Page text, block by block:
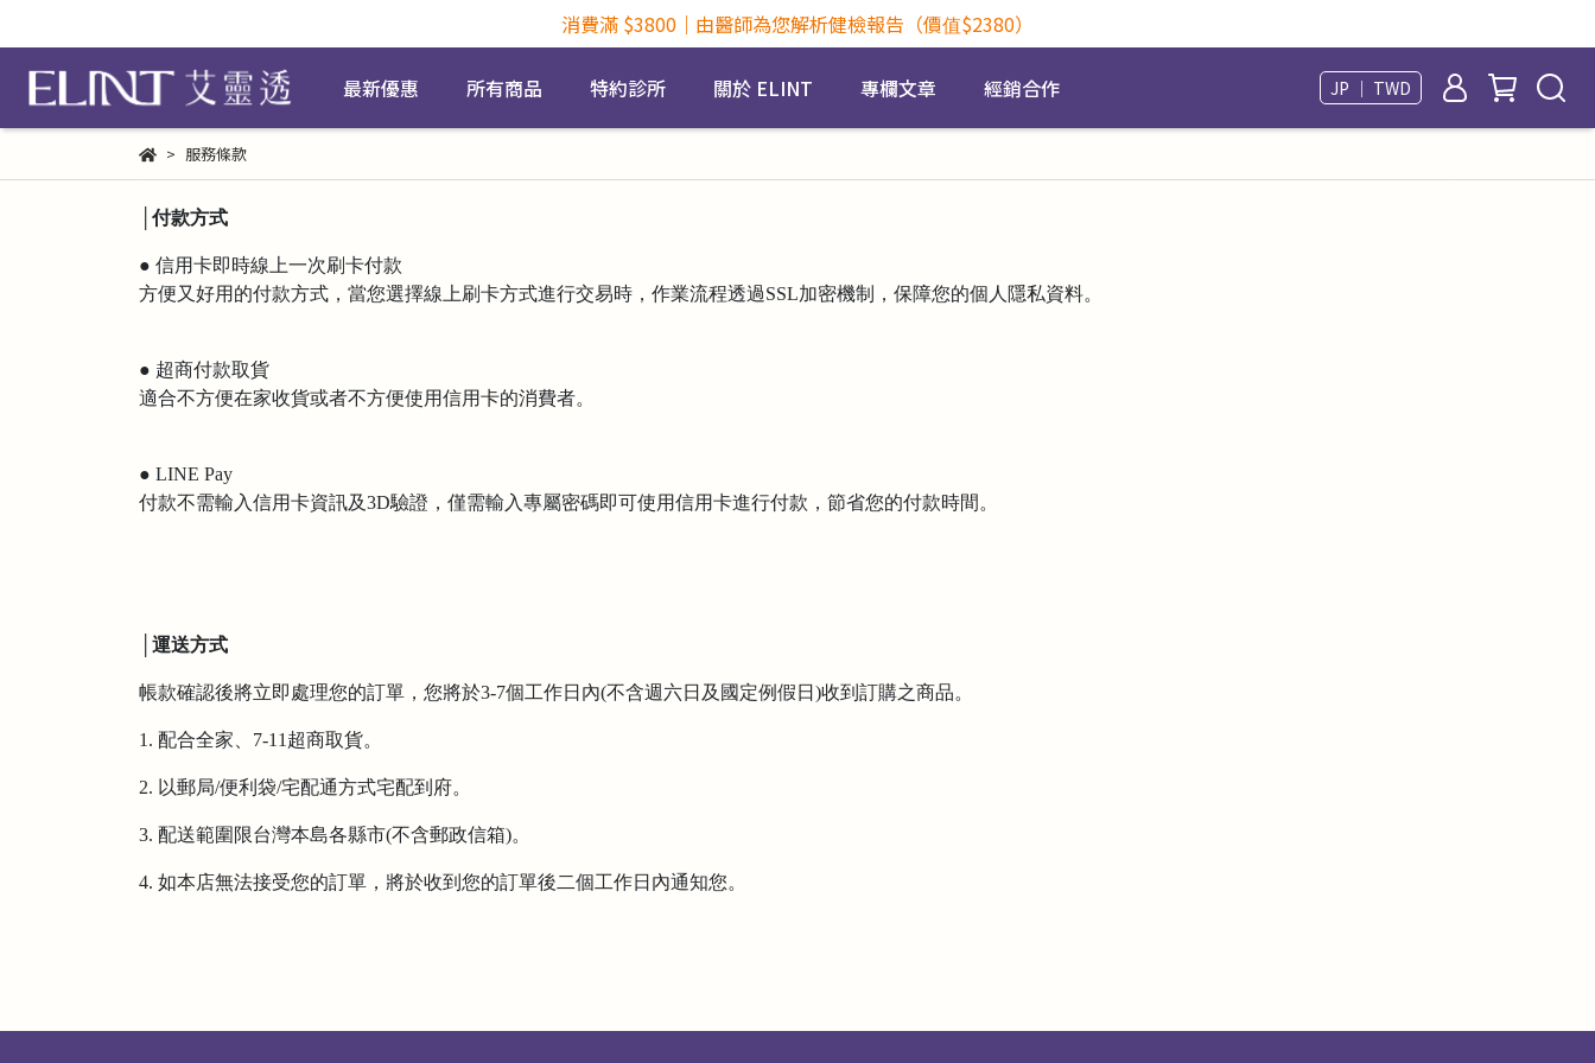
消費滿 $3800｜由醫師為您解析健檢報告（價值$2380）
最新優惠 所有商品 特約診所 關於 ELINT 專欄文章 經銷合作 JP ｜ TWD
服務條款
│付款方式
● 信用卡即時線上一次刷卡付款
方便又好用的付款方式，當您選擇線上刷卡方式進行交易時，作業流程透過SSL加密機制，保障您的個人隱私資料。
● 超商付款取貨
適合不方便在家收貨或者不方便使用信用卡的消費者。
● LINE Pay
付款不需輸入信用卡資訊及3D驗證，僅需輸入專屬密碼即可使用信用卡進行付款，節省您的付款時間。
│運送方式
帳款確認後將立即處理您的訂單，您將於3-7個工作日內(不含週六日及國定例假日)收到訂購之商品。
1. 配合全家、7-11超商取貨。
2. 以郵局/便利袋/宅配通方式宅配到府。
3. 配送範圍限台灣本島各縣市(不含郵政信箱)。
4. 如本店無法接受您的訂單，將於收到您的訂單後二個工作日內通知您。